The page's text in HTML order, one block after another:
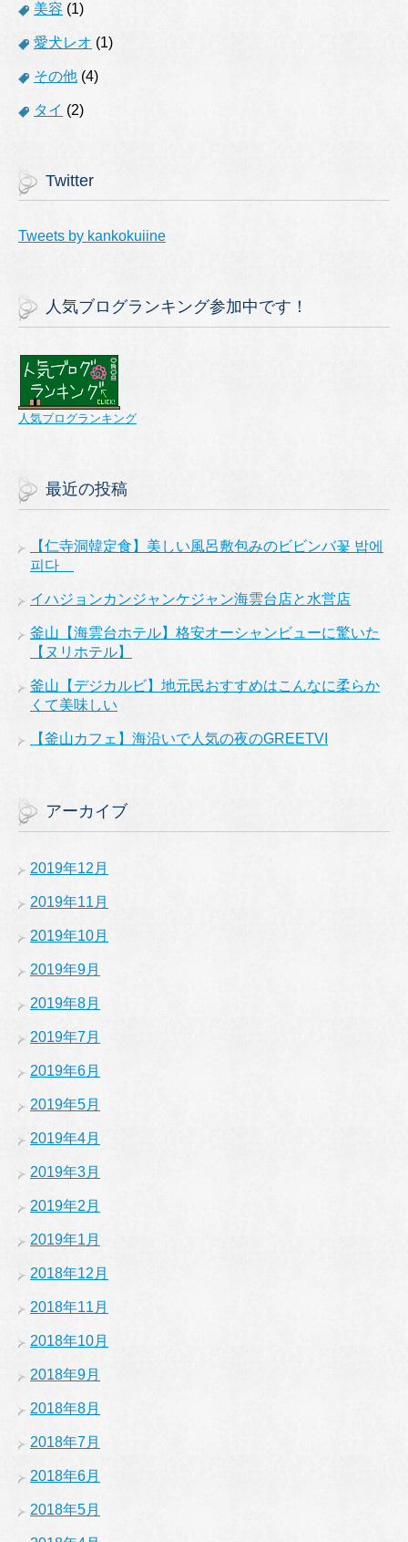
美容 (1)
愛犬レオ (1)
その他 (4)
タイ (2)
Twitter
Tweets by kankokuiine
人気ブログランキング参加中です！
人気ブログランキング
最近の投稿
【仁寺洞韓定食】美しい風呂敷包みのビビンバ꽃 밥에
피다
イハジョンカンジャンケジャン海雲台店と水営店
釜山【海雲台ホテル】格安オーシャンビューに驚いた
【ヌリホテル】
釜山【デジカルビ】地元民おすすめはこんなに柔らか
くて美味しい
【釜山カフェ】海沿いで人気の夜のGREETVI
アーカイブ
2019年12月
2019年11月
2019年10月
2019年9月
2019年8月
2019年7月
2019年6月
2019年5月
2019年4月
2019年3月
2019年2月
2019年1月
2018年12月
2018年11月
2018年10月
2018年9月
2018年8月
2018年7月
2018年6月
2018年5月